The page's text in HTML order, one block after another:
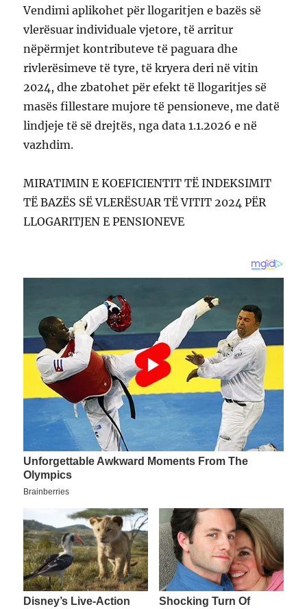
Vendimi aplikohet për llogaritjen e bazës së
vlerësuar individuale vjetore, të arritur
nëpërmjet kontributeve të paguara dhe
rivlerësimeve të tyre, të kryera deri në vitin
2024, dhe zbatohet për efekt të llogaritjes së
masës fillestare mujore të pensioneve, me datë
lindjeje të së drejtës, nga data 1.1.2026 e në
vazhdim.
MIRATIMIN E KOEFICIENTIT TË INDEKSIMIT
TË BAZËS SË VLERËSUAR TË VITIT 2024 PËR
LLOGARITJEN E PENSIONEVE